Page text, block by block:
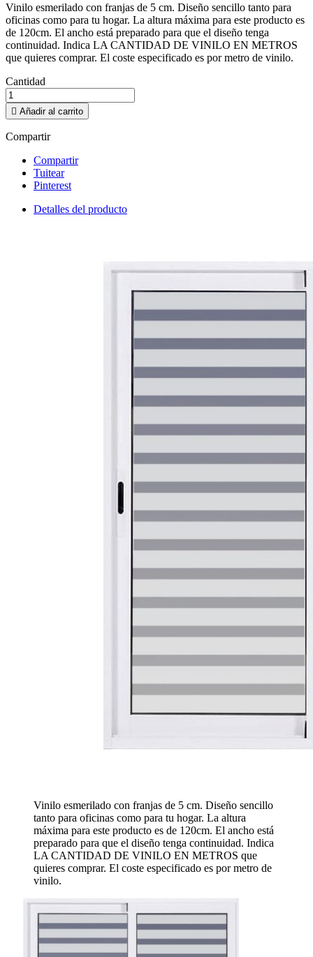
Vinilo esmerilado con franjas de 5 cm. Diseño sencillo tanto para
oficinas como para tu hogar. La altura máxima para este producto es
de 120cm. El ancho está preparado para que el diseño tenga
continuidad. Indica LA CANTIDAD DE VINILO EN METROS
que quieres comprar. El coste especificado es por metro de vinilo.
Cantidad
 Añadir al carrito
Compartir
Compartir
Tuitear
Pinterest
Detalles del producto
Vinilo esmerilado con franjas de 5 cm. Diseño sencillo
tanto para oficinas como para tu hogar. La altura
máxima para este producto es de 120cm. El ancho está
preparado para que el diseño tenga continuidad. Indica
LA CANTIDAD DE VINILO EN METROS que
quieres comprar. El coste especificado es por metro de
vinilo.